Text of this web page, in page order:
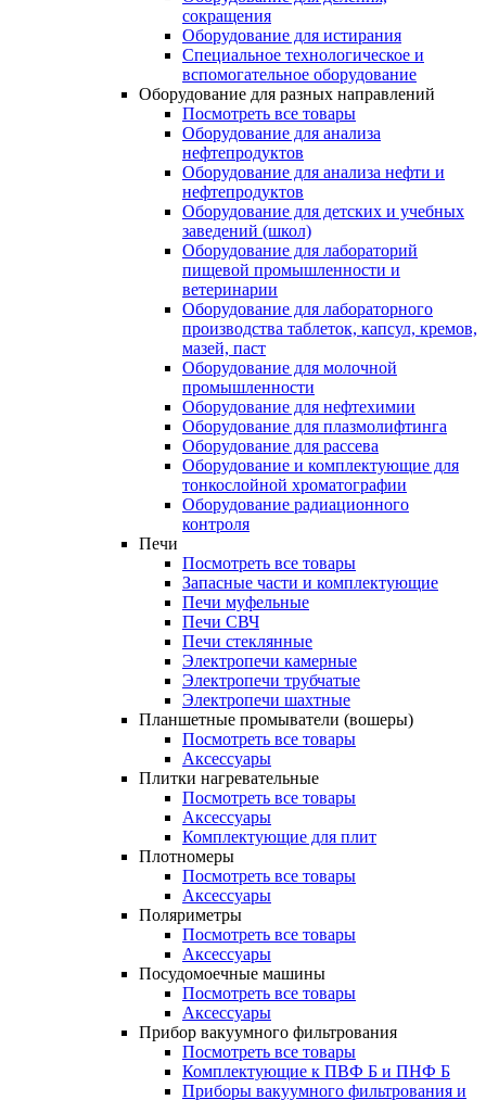
сокращения
Оборудование для истирания
Специальное технологическое и
вспомогательное оборудование
Оборудование для разных направлений
Посмотреть все товары
Оборудование для анализа
нефтепродуктов
Оборудование для анализа нефти и
нефтепродуктов
Оборудование для детских и учебных
заведений (школ)
Оборудование для лабораторий
пищевой промышленности и
ветеринарии
Оборудование для лабораторного
производства таблеток, капсул, кремов,
мазей, паст
Оборудование для молочной
промышленности
Оборудование для нефтехимии
Оборудование для плазмолифтинга
Оборудование для рассева
Оборудование и комплектующие для
тонкослойной хроматографии
Оборудование радиационного
контроля
Печи
Посмотреть все товары
Запасные части и комплектующие
Печи муфельные
Печи СВЧ
Печи стеклянные
Электропечи камерные
Электропечи трубчатые
Электропечи шахтные
Планшетные промыватели (вошеры)
Посмотреть все товары
Аксессуары
Плитки нагревательные
Посмотреть все товары
Аксессуары
Комплектующие для плит
Плотномеры
Посмотреть все товары
Аксессуары
Поляриметры
Посмотреть все товары
Аксессуары
Посудомоечные машины
Посмотреть все товары
Аксессуары
Прибор вакуумного фильтрования
Посмотреть все товары
Комплектующие к ПВФ Б и ПНФ Б
Приборы вакуумного фильтрования и